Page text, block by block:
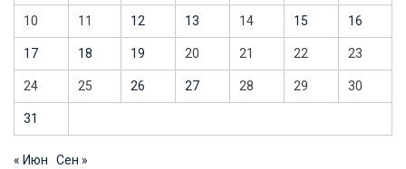
10 11 12 13 14 15 16
17 18 19 20 21 22 23
24 25 26 27 28 29 30
31
« Июн Сен »